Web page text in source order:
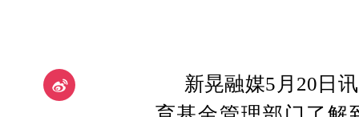
新晃融媒5月20日